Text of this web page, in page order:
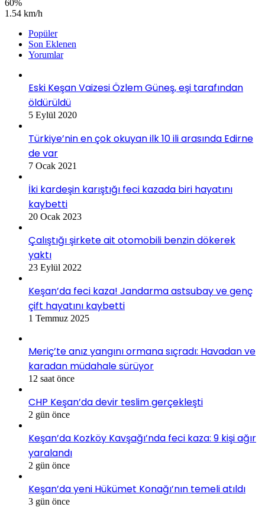
60%
1.54 km/h
Popüler
Son Eklenen
Yorumlar
Eski Keşan Vaizesi Özlem Güneş, eşi tarafından
öldürüldü
5 Eylül 2020
Türkiye’nin en çok okuyan ilk 10 ili arasında Edirne
de var
7 Ocak 2021
İki kardeşin karıştığı feci kazada biri hayatını
kaybetti
20 Ocak 2023
Çalıştığı şirkete ait otomobili benzin dökerek
yaktı
23 Eylül 2022
Keşan’da feci kaza! Jandarma astsubay ve genç
çift hayatını kaybetti
1 Temmuz 2025
Meriç’te anız yangını ormana sıçradı: Havadan ve
karadan müdahale sürüyor
12 saat önce
CHP Keşan’da devir teslim gerçekleşti
2 gün önce
Keşan’da Kozköy Kavşağı’nda feci kaza: 9 kişi ağır
yaralandı
2 gün önce
Keşan’da yeni Hükümet Konağı’nın temeli atıldı
3 gün önce